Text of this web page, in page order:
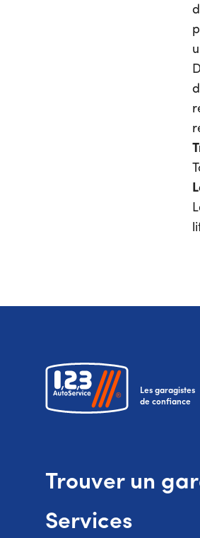
Les garagistes
de confiance
Trouver un
Services